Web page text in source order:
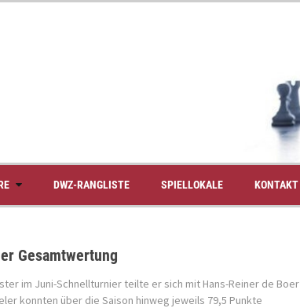
DWZ-RANGLISTE SPIELLOKALE KONTAKT
Gesamtwertung
im Juni-Schnellturnier teilte er sich mit Hans-Reiner de Boer
konnten über die Saison hinweg jeweils 79,5 Punkte